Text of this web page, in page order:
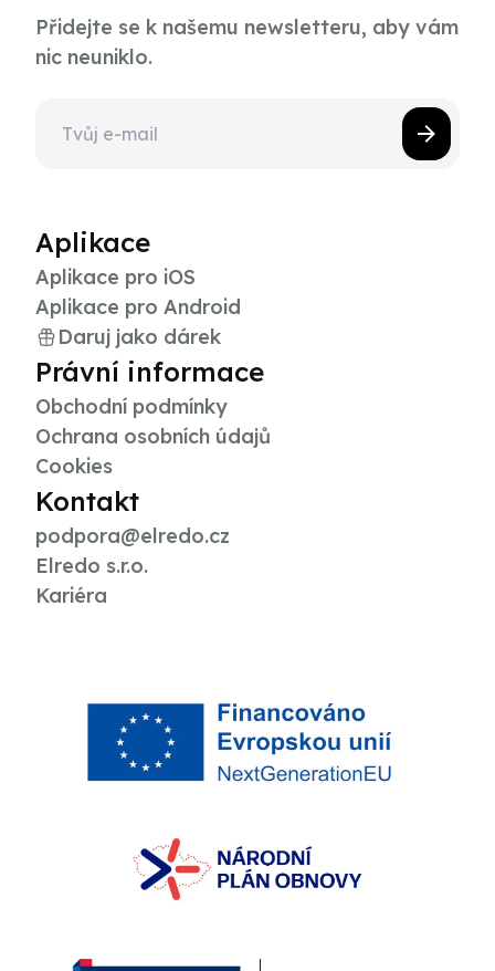
Přidejte se k našemu newsletteru, aby vám
nic neuniklo.
Aplikace
Aplikace pro iOS
Aplikace pro Android
Daruj jako dárek
Právní informace
Obchodní podmínky
Ochrana osobních údajů
Cookies
Kontakt
podpora@elredo.cz
Elredo s.r.o.
Kariéra